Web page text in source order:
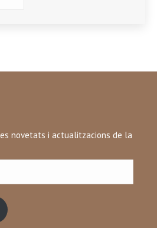
novetats i actualitzacions de la